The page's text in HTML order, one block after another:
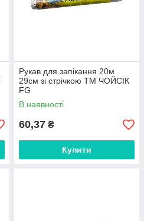
Рукав для запікання 20м
29см зі стрічкою ТМ ЧОЙСІК
FG
В наявності
60,37 ₴
Купити